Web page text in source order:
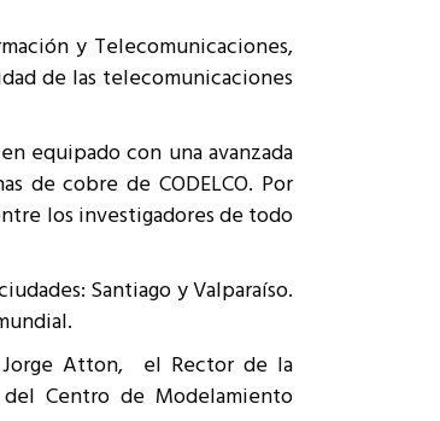
y Telecomunicaciones,
de las telecomunicaciones
equipado con una avanzada
de cobre de CODELCO. Por
los investigadores de todo
Santiago y Valparaíso.
Jorge Atton, el Rector de la
Centro de Modelamiento